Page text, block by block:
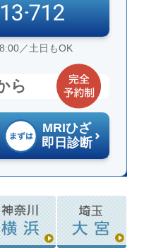
／土日もOK
ら
MRIひざ
即日診断